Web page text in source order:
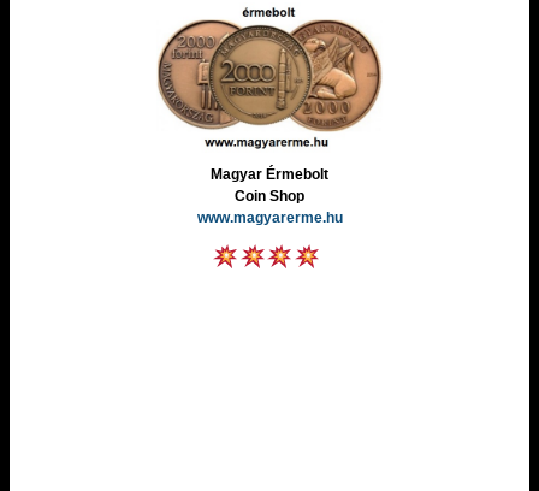
Magyar Érmebolt
Coin Shop
www.magyarerme.hu